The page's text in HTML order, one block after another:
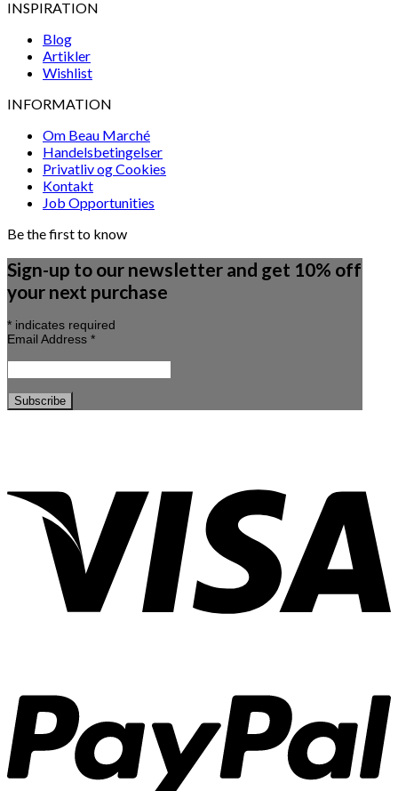
INSPIRATION
Blog
Artikler
Wishlist
INFORMATION
Om Beau Marché
Handelsbetingelser
Privatliv og Cookies
Kontakt
Job Opportunities
Be the first to know
Sign-up to our newsletter and get 10% off
your next purchase
* indicates required
Email Address *